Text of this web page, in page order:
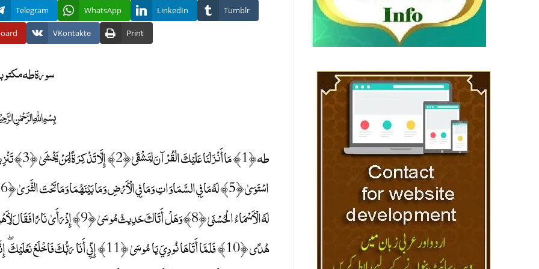
Telegram WhatsApp LinkedIn Tumblr
VKontakte Print
سورة طه